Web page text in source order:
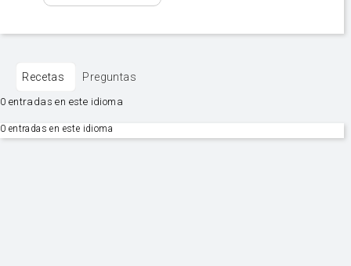
Recetas Preguntas
0 entradas en este idioma
0 entradas en este idioma